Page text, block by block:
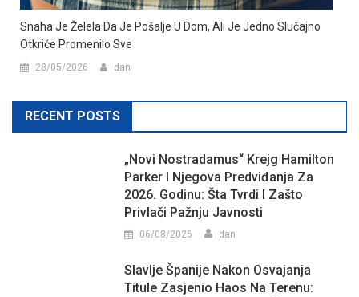
Snaha Je Želela Da Je Pošalje U Dom, Ali Je Jedno Slučajno
Otkriće Promenilo Sve
28/05/2026 dan
RECENT POSTS
„Novi Nostradamus“ Krejg Hamilton
Parker I Njegova Predviđanja Za
2026. Godinu: Šta Tvrdi I Zašto
Privlači Pažnju Javnosti
06/08/2026 dan
Slavlje Španije Nakon Osvajanja
Titule Zasjenio Haos Na Terenu: